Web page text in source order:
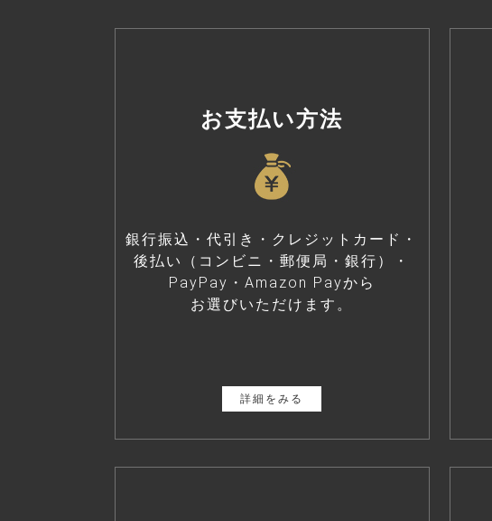
お支払い方法
銀行振込・代引き・クレジットカード・
後払い（コンビニ・郵便局・銀行）・
PayPay・Amazon Payから
お選びいただけます。
詳細をみる